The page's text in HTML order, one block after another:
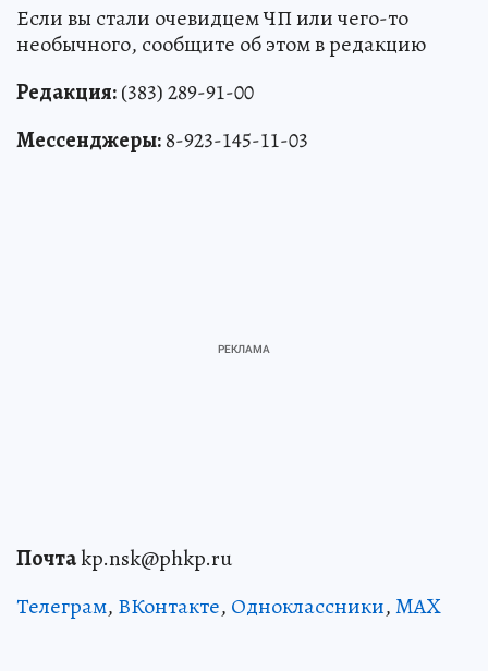
Если вы стали очевидцем ЧП или чего-то
необычного, сообщите об этом в редакцию
Редакция:(383) 289-91-00
Мессенджеры:8-923-145-11-03
Почтаkp.nsk@phkp.ru
Телеграм, ВКонтакте, Одноклассники,MAX